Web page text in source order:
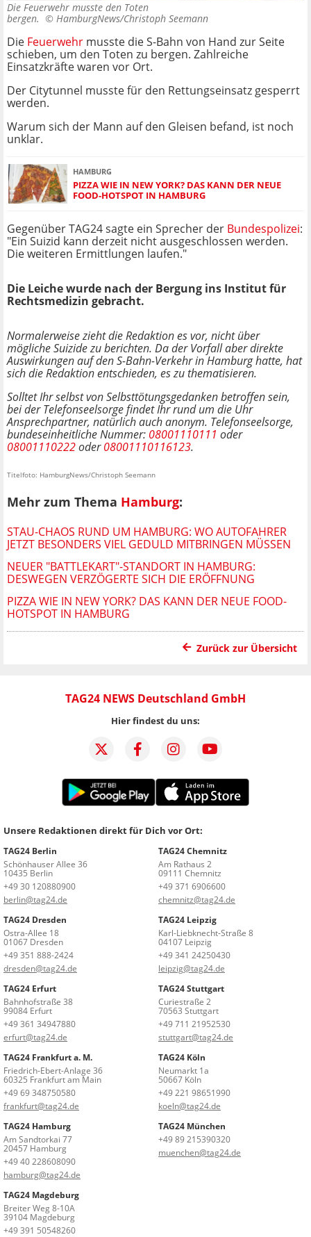
Die Feuerwehr musste den Toten
bergen. © HamburgNews/Christoph Seemann
Die Feuerwehr musste die S-Bahn von Hand zur Seite
schieben, um den Toten zu bergen. Zahlreiche
Einsatzkräfte waren vor Ort.
Der Citytunnel musste für den Rettungseinsatz gesperrt
werden.
Warum sich der Mann auf den Gleisen befand, ist noch
unklar.
HAMBURG
PIZZA WIE IN NEW YORK? DAS KANN DER NEUE
FOOD-HOTSPOT IN HAMBURG
Gegenüber TAG24 sagte ein Sprecher der Bundespolizei:
"Ein Suizid kann derzeit nicht ausgeschlossen werden.
Die weiteren Ermittlungen laufen."
Die Leiche wurde nach der Bergung ins Institut für
Rechtsmedizin gebracht.
Normalerweise zieht die Redaktion es vor, nicht über
mögliche Suizide zu berichten. Da der Vorfall aber direkte
Auswirkungen auf den S-Bahn-Verkehr in Hamburg hatte, hat
sich die Redaktion entschieden, es zu thematisieren.
Solltet Ihr selbst von Selbsttötungsgedanken betroffen sein,
bei der Telefonseelsorge findet Ihr rund um die Uhr
Ansprechpartner, natürlich auch anonym. Telefonseelsorge,
bundeseinheitliche Nummer: 08001110111 oder
08001110222oder08001110116123.
Titelfoto: HamburgNews/Christoph Seemann
Mehr zum Thema Hamburg:
STAU-CHAOS RUND UM HAMBURG: WO AUTOFAHRER
JETZT BESONDERS VIEL GEDULD MITBRINGEN MÜSSEN
NEUER "BATTLEKART"-STANDORT IN HAMBURG:
DESWEGEN VERZÖGERTE SICH DIE ERÖFFNUNG
PIZZA WIE IN NEW YORK? DAS KANN DER NEUE FOOD-
HOTSPOT IN HAMBURG
Zurück zur Übersicht
TAG24 NEWS Deutschland GmbH
Hier findest du uns:
Unsere Redaktionen direkt für Dich vor Ort:
TAG24 Berlin
Schönhauser Allee 36
10435 Berlin
+49 30 120880900
berlin@tag24.de
TAG24 Chemnitz
Am Rathaus 2
09111 Chemnitz
+49 371 6906600
chemnitz@tag24.de
TAG24 Dresden
Ostra-Allee 18
01067 Dresden
+49 351 888-2424
dresden@tag24.de
TAG24 Leipzig
Karl-Liebknecht-Straße 8
04107 Leipzig
+49 341 24250430
leipzig@tag24.de
TAG24 Erfurt
Bahnhofstraße 38
99084 Erfurt
+49 361 34947880
erfurt@tag24.de
TAG24 Stuttgart
Curiestraße 2
70563 Stuttgart
+49 711 21952530
stuttgart@tag24.de
TAG24 Frankfurt a. M.
Friedrich-Ebert-Anlage 36
60325 Frankfurt am Main
+49 69 348750580
frankfurt@tag24.de
TAG24 Köln
Neumarkt 1a
50667 Köln
+49 221 98651990
koeln@tag24.de
TAG24 Hamburg
Am Sandtorkai 77
20457 Hamburg
+49 40 228608090
hamburg@tag24.de
TAG24 München
+49 89 215390320
muenchen@tag24.de
TAG24 Magdeburg
Breiter Weg 8-10A
39104 Magdeburg
+49 391 50548260